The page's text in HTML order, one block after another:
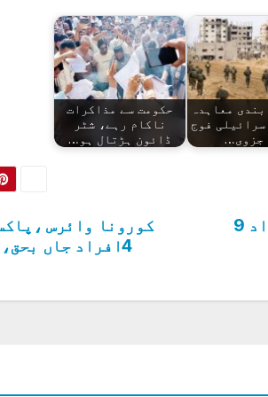
معاہدہ
فوج
جزوی…
حکومت سے مذاکرات
ناکام رہے، شٹر
ڈائون ہڑتال ہو…
کورونا وائرس
4افراد جاں بحق، اموات 6235 ہوگئی
ملک میں کورونا کے فعال مریضوں کی تعداد 9